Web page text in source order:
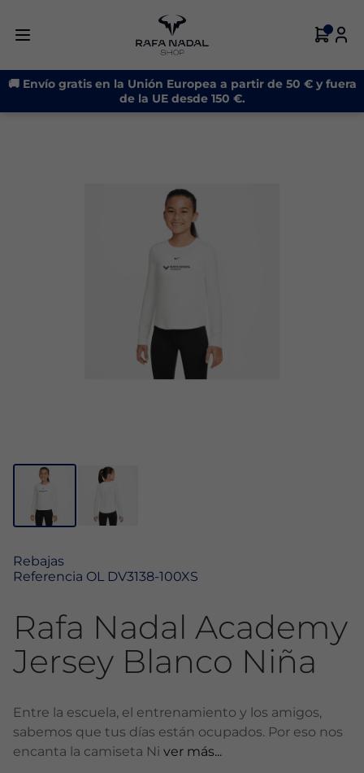
🚚 Envío gratis en la Unión Europea a partir de 50 € y fuera
de la UE desde 150 €.
Rebajas
Referencia OL DV3138-100XS
Rafa Nadal Academy
Jersey Blanco Niña
Entre la escuela, el entrenamiento y los amigos,
sabemos que tus días están ocupados. Por eso nos
encanta la camiseta Ni ver más...